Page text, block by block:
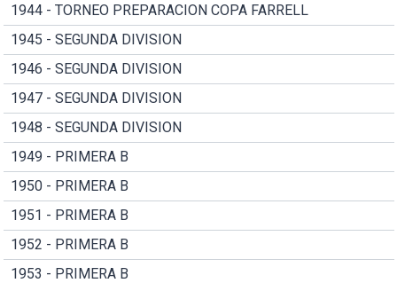
1944 - TORNEO PREPARACION COPA FARRELL
1945 - SEGUNDA DIVISION
1946 - SEGUNDA DIVISION
1947 - SEGUNDA DIVISION
1948 - SEGUNDA DIVISION
1949 - PRIMERA B
1950 - PRIMERA B
1951 - PRIMERA B
1952 - PRIMERA B
1953 - PRIMERA B